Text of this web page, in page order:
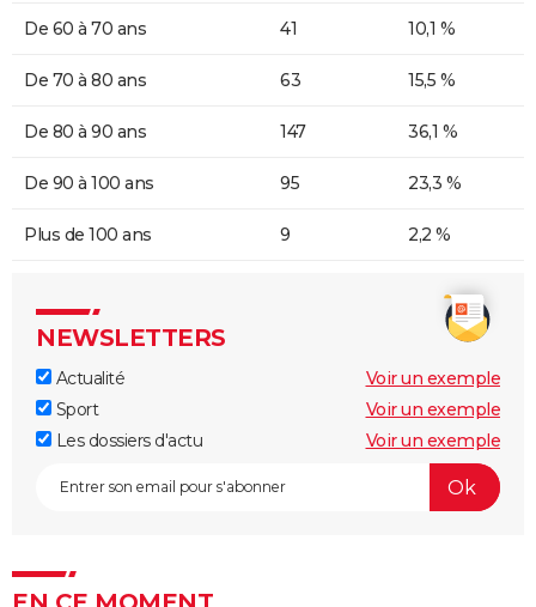
De 60 à 70 ans 41 10,1 %
De 70 à 80 ans 63 15,5 %
De 80 à 90 ans 147 36,1 %
De 90 à 100 ans 95 23,3 %
Plus de 100 ans 9 2,2 %
NEWSLETTERS
Actualité
Voir un exemple
Sport
Voir un exemple
Les dossiers d'actu
Voir un exemple